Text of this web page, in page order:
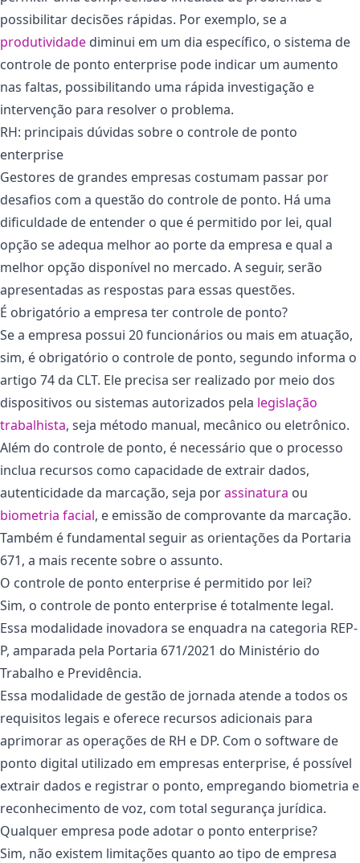
possibilitar decisões rápidas. Por exemplo, se a
produtividade diminui em um dia específico, o sistema de
controle de ponto enterprise pode indicar um aumento
nas faltas, possibilitando uma rápida investigação e
intervenção para resolver o problema.
RH: principais dúvidas sobre o controle de ponto
enterprise
Gestores de grandes empresas costumam passar por
desafios com a questão do controle de ponto. Há uma
dificuldade de entender o que é permitido por lei, qual
opção se adequa melhor ao porte da empresa e qual a
melhor opção disponível no mercado. A seguir, serão
apresentadas as respostas para essas questões.
É obrigatório a empresa ter controle de ponto?
Se a empresa possui 20 funcionários ou mais em atuação,
sim, é obrigatório o controle de ponto, segundo informa o
artigo 74 da CLT. Ele precisa ser realizado por meio dos
dispositivos ou sistemas autorizados pela legislação
trabalhista, seja método manual, mecânico ou eletrônico.
Além do controle de ponto, é necessário que o processo
inclua recursos como capacidade de extrair dados,
autenticidade da marcação, seja porassinatura ou
biometria facial, e emissão de comprovante da marcação.
Também é fundamental seguir as orientações da Portaria
671, a mais recente sobre o assunto.
O controle de ponto enterprise é permitido por lei?
Sim, o controle de ponto enterprise é totalmente legal.
Essa modalidade inovadora se enquadra na categoria REP-
P, amparada pela Portaria 671/2021 do Ministério do
Trabalho e Previdência.
Essa modalidade de gestão de jornada atende a todos os
requisitos legais e oferece recursos adicionais para
aprimorar as operações de RH e DP. Com o software de
ponto digital utilizado em empresas enterprise, é possível
extrair dados e registrar o ponto, empregando biometria e
reconhecimento de voz, com total segurança jurídica.
Qualquer empresa pode adotar o ponto enterprise?
Sim, não existem limitações quanto ao tipo de empresa